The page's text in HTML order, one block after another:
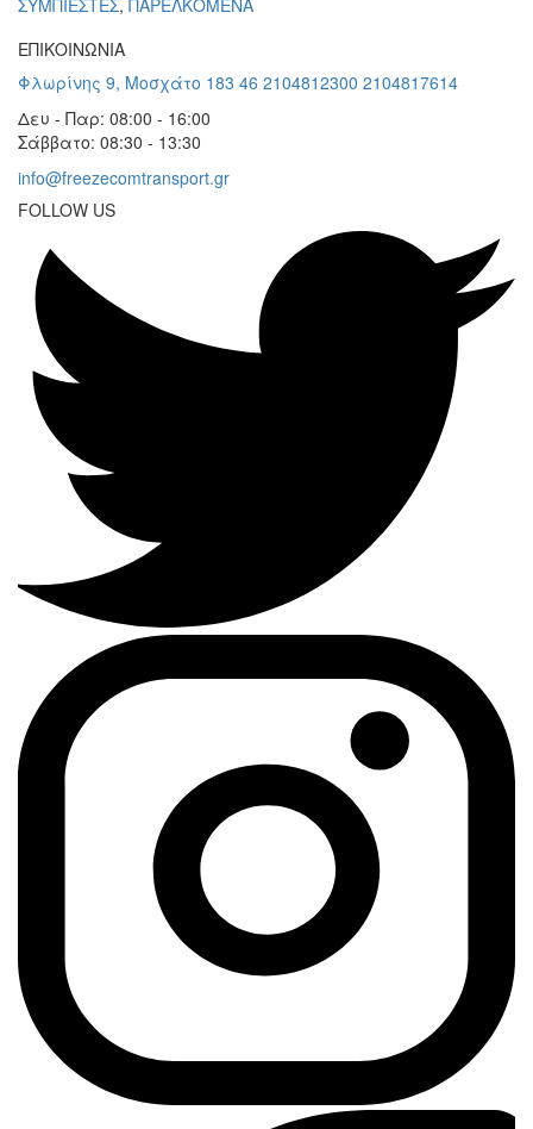
ΣΥΜΠΙΕΣΤΕΣ, ΠΑΡΕΛΚΟΜΕΝΑ
ΕΠΙΚΟΙΝΩΝΙΑ
Φλωρίνης 9, Μοσχάτο 183 46 2104812300 2104817614
Δευ - Παρ: 08:00 - 16:00
Σάββατο: 08:30 - 13:30
info@freezecomtransport.gr
FOLLOW US